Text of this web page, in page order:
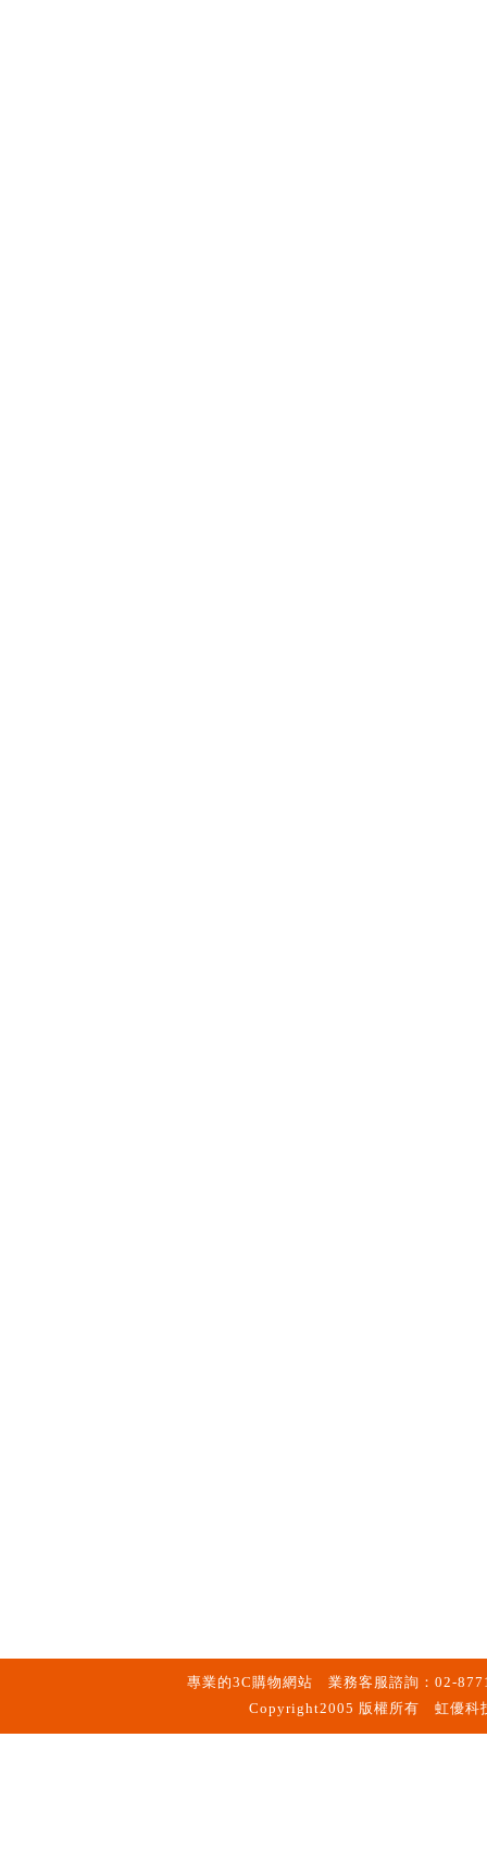
專業的3C購物網站 業務客服諮詢：02-
Copyright2005 版權所有 虹優科技